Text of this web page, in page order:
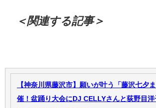
＜関連する記事＞
【神奈川県藤沢市】願いが叶う「藤沢七夕
催！盆踊り大会にDJ CELLYさんと荻野目洋